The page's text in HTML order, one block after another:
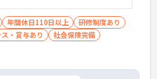
年間休日110日以上
研修制度あり
・賞与あり
社会保険完備